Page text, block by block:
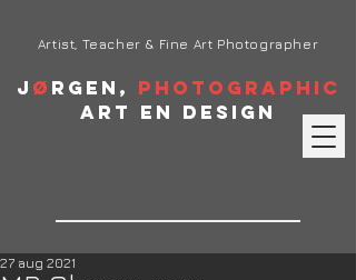
J ø rgen, Photographic
Art en Design
Artist, Teacher & Fine Art Photographer
27 aug 2021